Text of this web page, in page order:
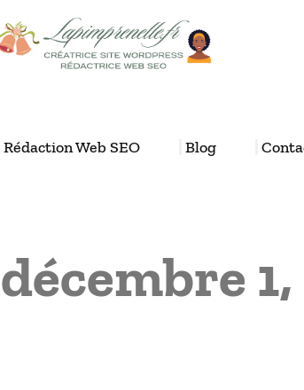
Rédaction Web SEO Blog